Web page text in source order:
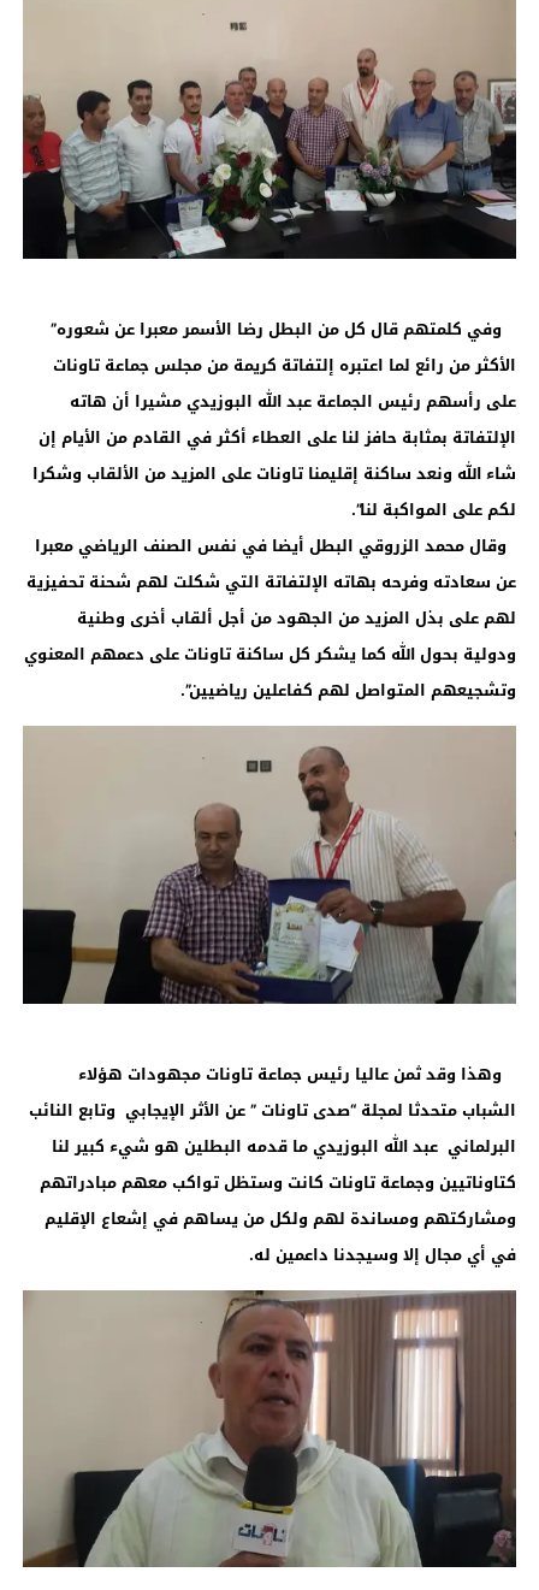
وفي كلمتهم قال كل من البطل رضا الأسمر معبرا عن شعوره”
الأكثر من رائع لما اعتبره إلتفاتة كريمة من مجلس جماعة تاونات
على رأسهم رئيس الجماعة عبد الله البوزيدي مشيرا أن هاته
الإلتفاتة بمثابة حافز لنا على العطاء أكثر في القادم من الأيام إن
شاء الله ونعد ساكنة إقليمنا تاونات على المزيد من الألقاب وشكرا
لكم على المواكبة لنا”.
وقال محمد الزروقي البطل أيضا في نفس الصنف الرياضي معبرا
عن سعادته وفرحه بهاته الإلتفاتة التي شكلت لهم شحنة تحفيزية
لهم على بذل المزيد من الجهود من أجل ألقاب أخرى وطنية
ودولية بحول الله كما يشكر كل ساكنة تاونات على دعمهم المعنوي
وتشجيعهم المتواصل لهم كفاعلين رياضيين”.
وهذا وقد ثمن عاليا رئيس جماعة تاونات مجهودات هؤلاء
الشباب متحدثا لمجلة “صدى تاونات ” عن الأثر الإيجابي وتابع النائب
البرلماني عبد الله البوزيدي ما قدمه البطلين هو شيء كبير لنا
كتاوناتيين وجماعة تاونات كانت وستظل تواكب معهم مبادراتهم
ومشاركتهم ومساندة لهم ولكل من يساهم في إشعاع الإقليم
في أي مجال إلا وسيجدنا داعمين له.